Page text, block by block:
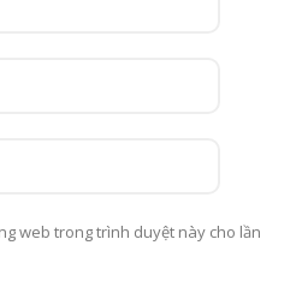
web trong trình duyệt này cho lần